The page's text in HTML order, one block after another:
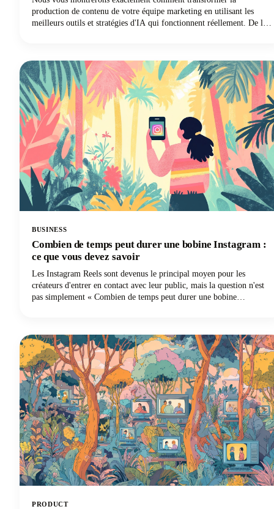
production de contenu de votre équipe marketing en utilisant les
meilleurs outils et stratégies d'IA qui fonctionnent réellement. De la
révolutionner votre processus de création de contenu.
BUSINESS
Combien de temps peut durer une bobine Instagram :
ce que vous devez savoir
Les Instagram Reels sont devenus le principal moyen pour les
créateurs d'entrer en contact avec leur public, mais la question n'est
pas simplement « Combien de temps peut durer une bobine
des Instagram Reels en 2025, des limites techniques aux décisions
stratégiques qui permettront à votre contenu de se démarquer.
PRODUCT